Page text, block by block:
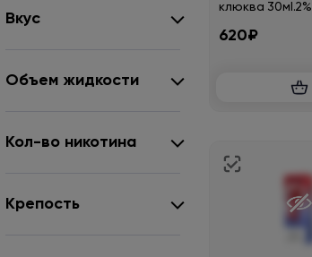
Вкус
Объем жидкости
Кол-во никотина
Крепость
клюква 30мl.2%
620₽